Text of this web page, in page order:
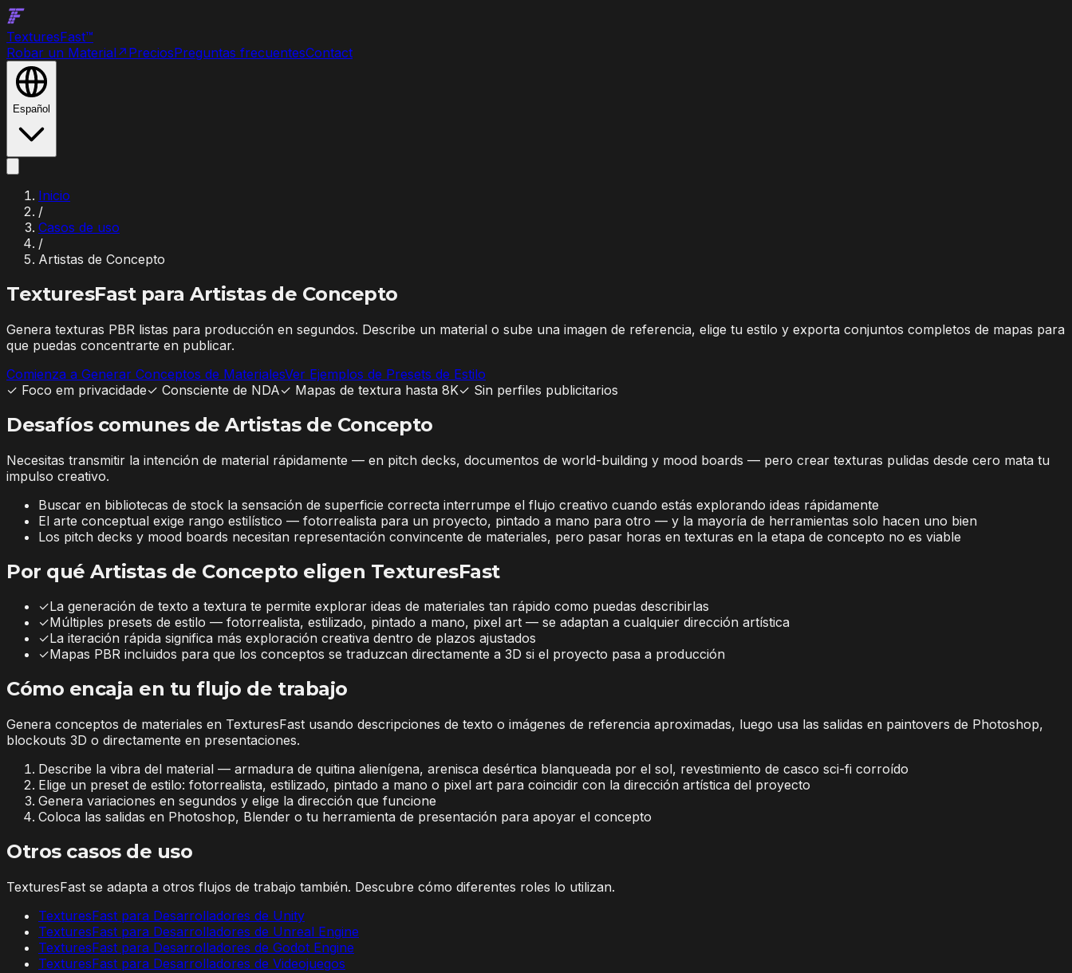
TexturesFast™
Robar un Material↗ PreciosPreguntas frecuentesContact
Español
Inicio
/
Casos de uso
/
Artistas de Concepto
TexturesFast paraArtistas de Concepto
Genera texturas PBR listas para producción en segundos. Describe un material o sube una imagen de referencia, elige tu estilo y exporta conjuntos completos de mapas para
que puedas concentrarte en publicar.
Comienza a Generar Conceptos de MaterialesVer Ejemplos de Presets de Estilo
✓ Foco em privacidade✓ Consciente de NDA✓ Mapas de textura hasta 8K✓ Sin perfiles publicitarios
Desafíos comunes de Artistas de Concepto
Necesitas transmitir la intención de material rápidamente — en pitch decks, documentos de world-building y mood boards — pero crear texturas pulidas desde cero mata tu
impulso creativo.
Buscar en bibliotecas de stock la sensación de superficie correcta interrumpe el flujo creativo cuando estás explorando ideas rápidamente
El arte conceptual exige rango estilístico — fotorrealista para un proyecto, pintado a mano para otro — y la mayoría de herramientas solo hacen uno bien
Los pitch decks y mood boards necesitan representación convincente de materiales, pero pasar horas en texturas en la etapa de concepto no es viable
Por qué Artistas de Concepto eligen TexturesFast
✓La generación de texto a textura te permite explorar ideas de materiales tan rápido como puedas describirlas
✓Múltiples presets de estilo — fotorrealista, estilizado, pintado a mano, pixel art — se adaptan a cualquier dirección artística
✓La iteración rápida significa más exploración creativa dentro de plazos ajustados
✓Mapas PBR incluidos para que los conceptos se traduzcan directamente a 3D si el proyecto pasa a producción
Cómo encaja en tu flujo de trabajo
Genera conceptos de materiales en TexturesFast usando descripciones de texto o imágenes de referencia aproximadas, luego usa las salidas en paintovers de Photoshop,
blockouts 3D o directamente en presentaciones.
Describe la vibra del material — armadura de quitina alienígena, arenisca desértica blanqueada por el sol, revestimiento de casco sci-fi corroído
Elige un preset de estilo: fotorrealista, estilizado, pintado a mano o pixel art para coincidir con la dirección artística del proyecto
Genera variaciones en segundos y elige la dirección que funcione
Coloca las salidas en Photoshop, Blender o tu herramienta de presentación para apoyar el concepto
Otros casos de uso
TexturesFast se adapta a otros flujos de trabajo también. Descubre cómo diferentes roles lo utilizan.
TexturesFast para Desarrolladores de Unity
TexturesFast para Desarrolladores de Unreal Engine
TexturesFast para Desarrolladores de Godot Engine
TexturesFast para Desarrolladores de Videojuegos